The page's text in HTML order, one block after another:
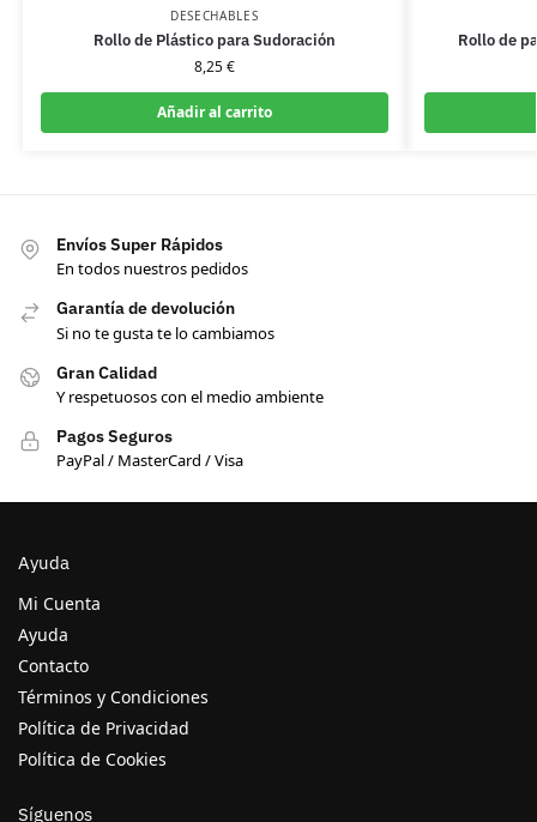
DESECHABLES
Rollo de Plástico para Sudoración
8,25€
Añadir al carrito
Rollo de
Envíos Super Rápidos
En todos nuestros pedidos
Garantía de devolución
Si no te gusta te lo cambiamos
Gran Calidad
Y respetuosos con el medio ambiente
Pagos Seguros
PayPal / MasterCard / Visa
Ayuda
Mi Cuenta
Ayuda
Contacto
Términos y Condiciones
Política de Privacidad
Política de Cookies
Síguenos